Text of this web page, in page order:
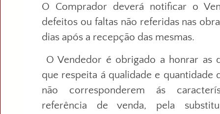
O Comprador deverá notificar o
defeitos ou faltas não referidas nas
dias após a recepção das mesmas.
O Vendedor é obrigado a honrar as
que respeita á qualidade e quantidade
não corresponderem ás
referência de venda, pela